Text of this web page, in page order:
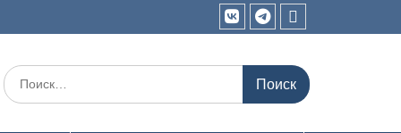
ВконтактеTelegramШкольный
Поиск
по: